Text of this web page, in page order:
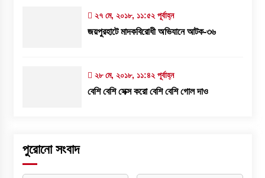
২৭ মে, ২০১৮, ১১:৫২ পূর্বাহ্ন
জয়পুরহাটে মাদকবিরোধী অভিযানে আটক-৩৬
২৮ মে, ২০১৮, ১১:৪২ পূর্বাহ্ন
বেশি বেশি সেক্স করো বেশি বেশি গোল দাও
পুরোনো সংবাদ